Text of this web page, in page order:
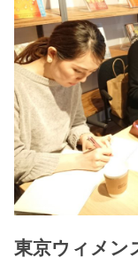
東京ウィメン